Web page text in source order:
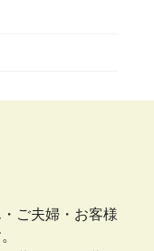
ご夫婦・お客様